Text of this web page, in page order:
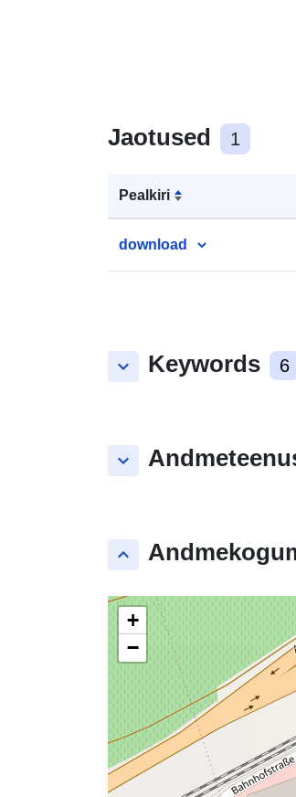
Jaotused 1
Pealkiri
download
keyboard_arrow_down Keywords 6
keyboard_arrow_down
keyboard_arrow_up
+
−